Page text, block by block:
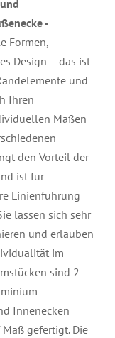
-
Formen,
Design – das ist
und
Ihren
Maßen
den Vorteil der
ist für
Linienführung
lassen sich sehr
und erlauben
im
sind 2
Innenecken
gefertigt. Die